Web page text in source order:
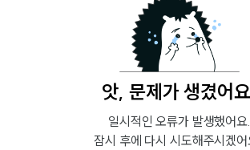
앗, 문제가 생겼어
일시적인 오류가 발생했어요.
잠시 후에 다시 시도해주시겠